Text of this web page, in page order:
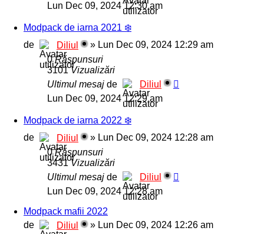
Lun Dec 09, 2024 12:30 am
Modpack de iarna 2021 ❄️
de
Diliul » Lun Dec 09, 2024 12:29 am
0Răspunsuri
3101Vizualizări
Ultimul mesaj de
Diliul
Lun Dec 09, 2024 12:29 am
Modpack de iarna 2022 ❄️
de
Diliul » Lun Dec 09, 2024 12:28 am
0Răspunsuri
3431Vizualizări
Ultimul mesaj de
Diliul
Lun Dec 09, 2024 12:28 am
Modpack mafii 2022
de
Diliul » Lun Dec 09, 2024 12:26 am